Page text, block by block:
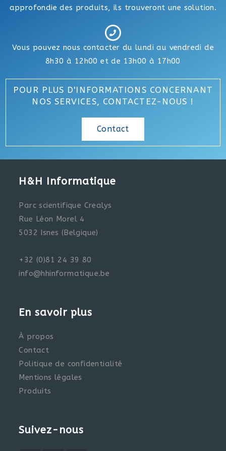
approfondie des produits, ils trouveront une solution.
Vous pouvez nous contacter du lundi au vendredi de
8h30 à 12h00 et de 13h00 à 17h00
POUR PLUS D'INFORMATIONS CONCERNANT
NOS SERVICES, CONTACTEZ-NOUS !
Contact
H&H Informatique
Parc scientifique Crealys
Rue Léon Morel 4
5032 Isnes (Belgique)
+32 (0)81 24 39 80
info@hhinformatique.be
En savoir plus
À propos
Contact
Politique de confidentialité
Mentions légales
Produits
Suivez-nous